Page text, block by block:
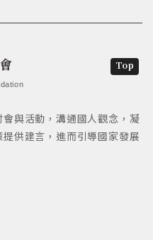
與活動，溝通國人觀念，凝
供建言，進而引導國家發展
Top